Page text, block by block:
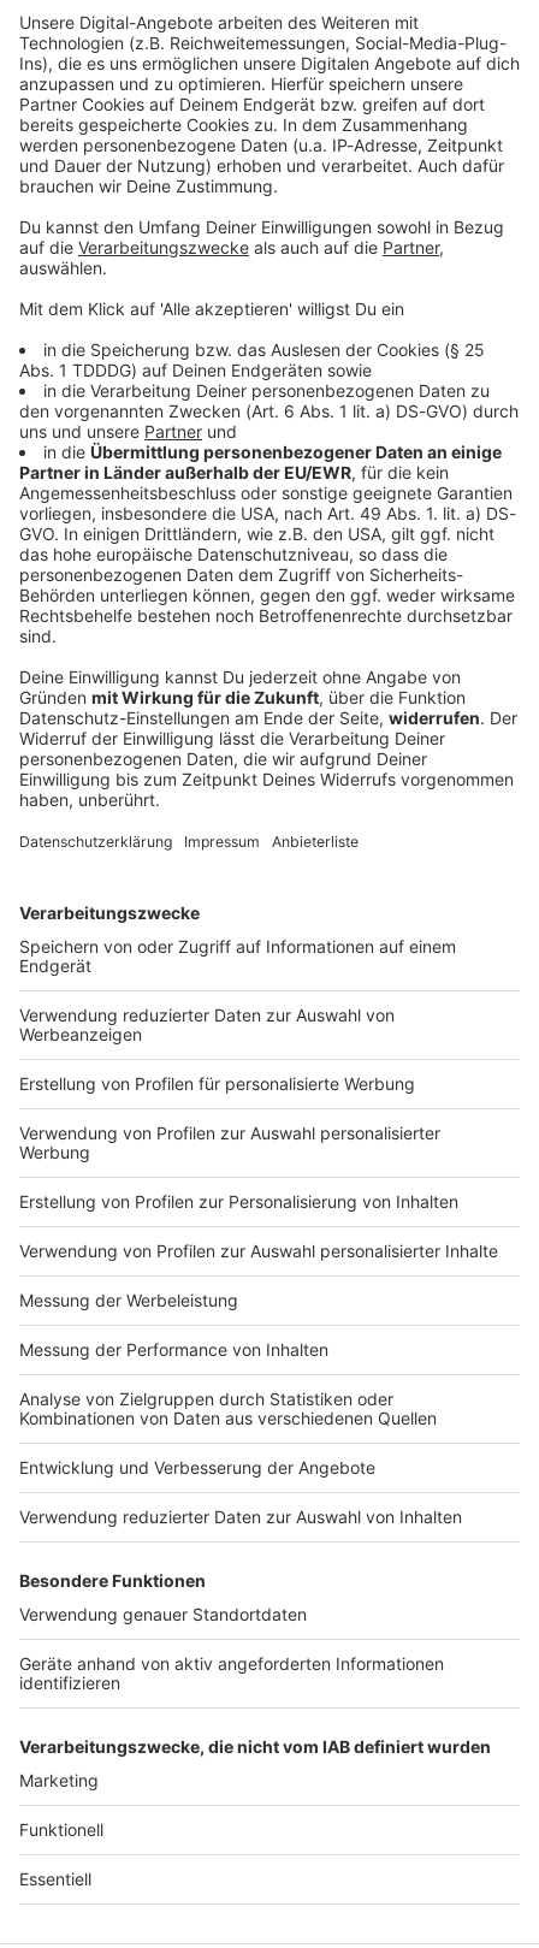
Studio Hotline
Kontaktformular
Sprachnachricht
© dpa-infocom, dpa:260119-930-563899/9
Sport
Wellbrock führt Staffel zum Titel und holt
sein drittes Gold
Zum Abschluss der Freiwasserwettbewerbe bei der
EM, holen die Deutschen das vierte Gold. Wellbrock
DEINE GEMERKTEN ARTIKEL
Du hast dir noch keine Artikel gemerkt
Markiere sie hierfür mit einem
Impressum
Nutzungsbedingungen
Jobs
Presse
Werben
Archiv
ANTENNE BAYERN GROUP
Stiftung ANTENNE BAYERN
hilft
Teilnahmebedingungen
Grounding Page ANTENNE
BAYERN
Kontakt
Studio-Hotline
Verkehrs-Hotline
Datenschutz­erklärung
Newsletter